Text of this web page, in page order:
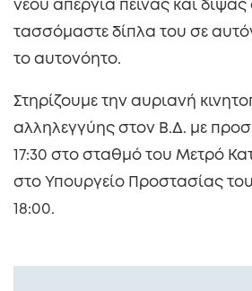
νέου απεργία πείνας και δίψας
τασσόμαστε δίπλα του σε
το αυτονόητο.
Στηρίζουμε την αυριανή
αλληλεγγύης στον Β.Δ. με
17:30 στο σταθμό του Μετρό
στο Υπουργείο Προστασίας του
18:00.